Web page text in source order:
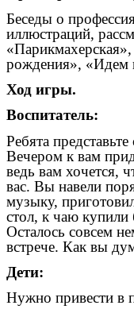
Беседы о
иллюстраций,
рождения», «Идем
Ход игры.
Воспитатель:
Ребята
Вечером к вам
ведь вам хочется,
вас. Вы навели
музыку,
стол, к чаю
Осталось совсем
встрече. Как вы
Дети:
Нужно привести в